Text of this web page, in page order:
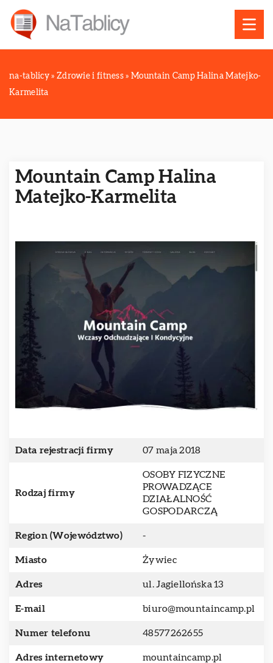
na-tablicy » Zdrowie i fitness » Mountain Camp Halina Matejko-
Karmelita
Mountain Camp Halina
Matejko-Karmelita
Data rejestracji firmy 07 maja 2018
Rodzaj firmy
OSOBY FIZYCZNE
PROWADZĄCE
DZIAŁALNOŚĆ
GOSPODARCZĄ
Region (Województwo) -
Miasto Żywiec
Adres ul. Jagiellońska 13
E-mail biuro@mountaincamp.pl
Numer telefonu 48577262655
Adres internetowy mountaincamp.pl